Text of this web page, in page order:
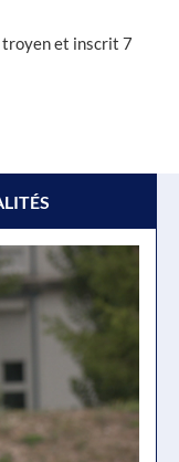
troyen et inscrit 7